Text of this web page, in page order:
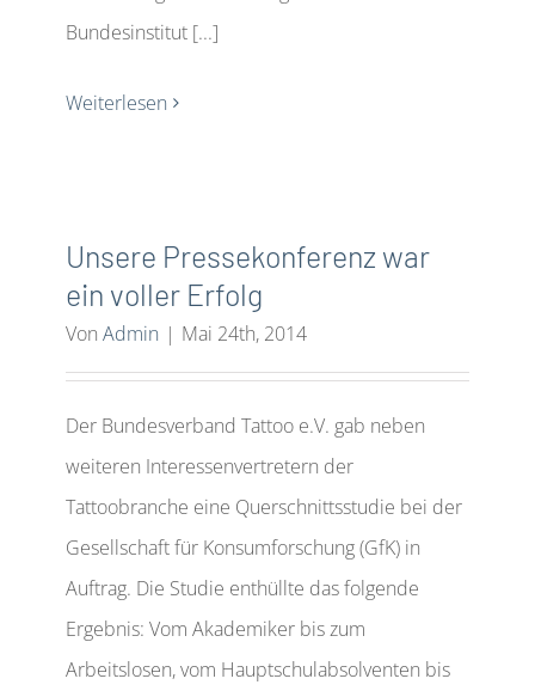
Bundesinstitut [...]
Weiterlesen
Unsere Pressekonferenz war
ein voller Erfolg
Von Admin | Mai 24th, 2014
Der Bundesverband Tattoo e.V. gab neben
weiteren Interessenvertretern der
Tattoobranche eine Querschnittsstudie bei der
Gesellschaft für Konsumforschung (GfK) in
Auftrag. Die Studie enthüllte das folgende
Ergebnis: Vom Akademiker bis zum
Arbeitslosen, vom Hauptschulabsolventen bis